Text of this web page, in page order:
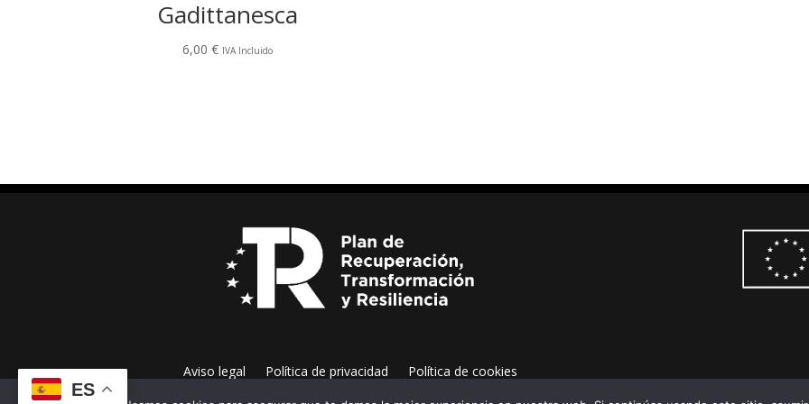
Gadittanesca
6,00 € IVA Incluido
Aviso legal Política de privacidad Política de cookies
ES